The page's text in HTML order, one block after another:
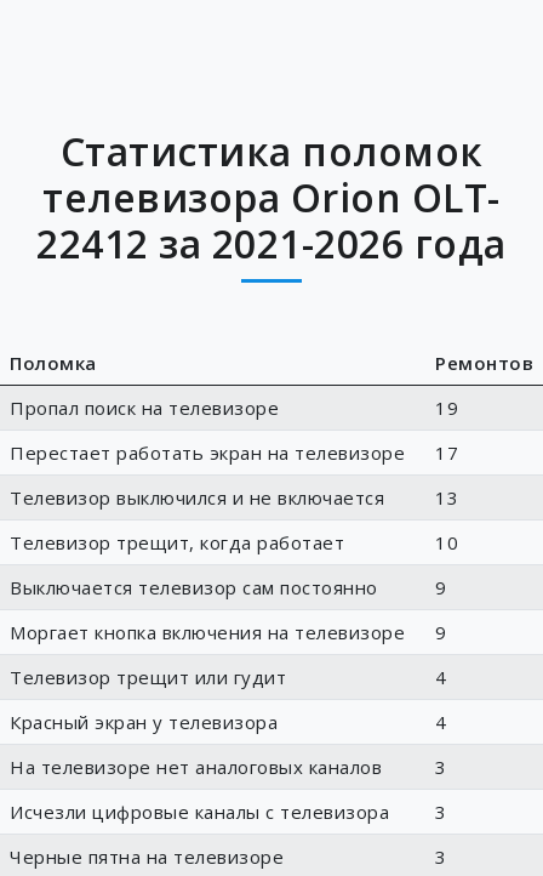
Статистика поломок
телевизора Orion OLT-
22412 за 2021-2026 года
Поломка
Ремонтов
Пропал поиск на телевизоре
19
Перестает работать экран на телевизоре
17
Телевизор выключился и не включается
13
Телевизор трещит, когда работает
10
Выключается телевизор сам постоянно
9
Моргает кнопка включения на телевизоре
9
Телевизор трещит или гудит
4
Красный экран у телевизора
4
На телевизоре нет аналоговых каналов
3
Исчезли цифровые каналы с телевизора
3
Черные пятна на телевизоре
3